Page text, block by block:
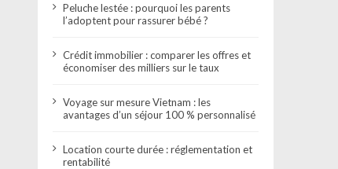
Peluche lestée : pourquoi les parents
l’adoptent pour rassurer bébé ?
Crédit immobilier : comparer les offres et
économiser des milliers sur le taux
Voyage sur mesure Vietnam : les
avantages d’un séjour 100 % personnalisé
Location courte durée : réglementation et
rentabilité